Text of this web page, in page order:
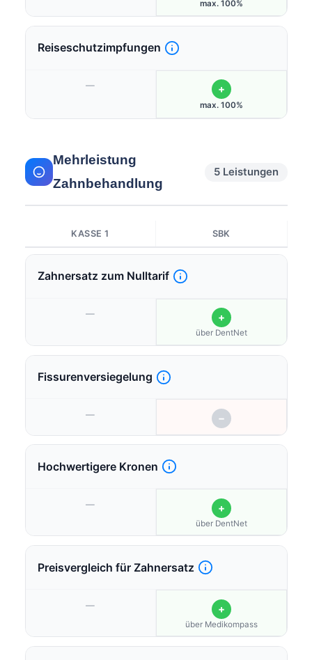
max. 100%
Reiseschutzimpfungen
— +
max. 100%
Mehrleistung
Zahnbehandlung
5 Leistungen
KASSE 1 SBK
Zahnersatz zum Nulltarif
— +
über DentNet
Fissurenversiegelung
— −
Hochwertigere Kronen
— +
über DentNet
Preisvergleich für Zahnersatz
— +
über Medikompass